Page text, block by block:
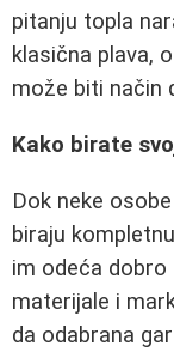
pitanju topla
klasična plava,
može biti način
Kako birate
Dok neke
biraju
im odeća
materijale i
da odabrana